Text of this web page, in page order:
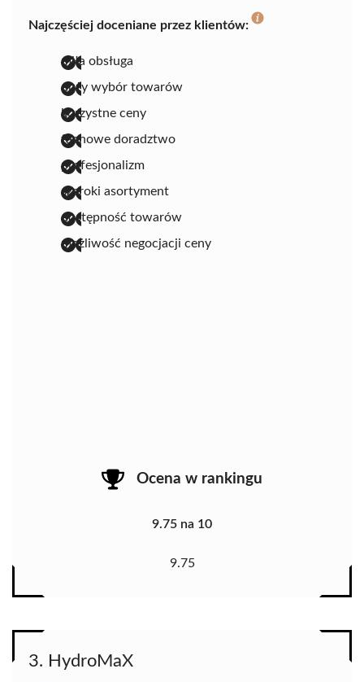
Najczęściej doceniane przez klientów:
miła obsługa
duży wybór towarów
korzystne ceny
fachowe doradztwo
profesjonalizm
szeroki asortyment
dostępność towarów
możliwość negocjacji ceny
Ocena w rankingu
9.75 na 10
9.75
3. HydroMaX